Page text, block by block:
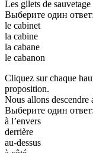
Les gilets de
Выберите один ответ:
le cabinet
la cabine
la cabane
le cabanon
Cliquez sur chaque
proposition.
Nous allons descendre
Выберите один ответ:
à l’envers
derrière
au-dessus